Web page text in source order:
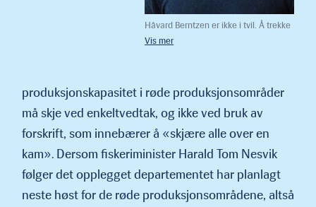
Håvard Berntzen er ikke i tvil. Å trekke
tilbake MTB ved bruk av forskrift
produksjonskapasitet i røde produksjonsområder
må skje ved enkeltvedtak, og ikke ved bruk av
forskrift, som innebærer å «skjære alle over en
kam». Dersom fiskeriminister Harald Tom Nesvik
følger det opplegget departe­mentet har planlagt
neste høst for de røde produksjonsområdene, altså